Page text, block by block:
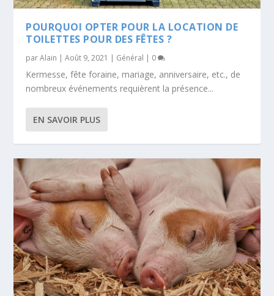
POURQUOI OPTER POUR LA LOCATION DE
TOILETTES POUR DES FÊTES ?
parAlain |Août 9, 2021 | Général | 0
Kermesse, fête foraine, mariage, anniversaire, etc., de
nombreux événements requièrent la présence...
EN SAVOIR PLUS